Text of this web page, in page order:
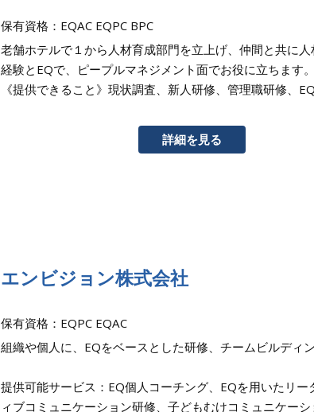
保有資格：EQAC EQPC BPC
老舗ホテルで１から人材育成部門を立上げ、仲間と共に
経験とEQで、ピープルマネジメント面でお役に立ちます。
《提供できること》現状調査、新人研修、管理職研修、
詳細を見る
エンビジョン株式会社
保有資格：EQPC EQAC
組織や個人に、EQをベースとした研修、チームビルディ
提供可能サービス：EQ個人コーチング、EQを用いたリ
ィブコミュニケーション研修、子どもむけコミュニケー